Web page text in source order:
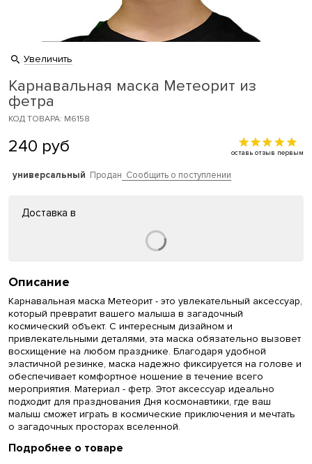
Увеличить
Карнавальная маска Метеорит из
фетра
КОД ТОВАРА: M6158
240 руб оставь отзыв первым
универсальный Продан Сообщить о поступлении
Доставка в
Описание
Карнавальная маска Метеорит - это увлекательный аксессуар,
который превратит вашего малыша в загадочный
космический объект. С интересным дизайном и
привлекательными деталями, эта маска обязательно вызовет
восхищение на любом празднике. Благодаря удобной
эластичной резинке, маска надежно фиксируется на голове и
обеспечивает комфортное ношение в течение всего
мероприятия. Материал - фетр. Этот аксессуар идеально
подходит для празднования Дня космонавтики, где ваш
малыш сможет играть в космические приключения и мечтать
о загадочных просторах вселенной.
Подробнее о товаре